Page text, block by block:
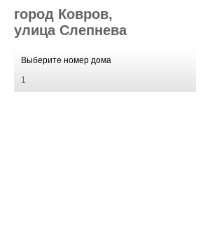
город Ковров,
улица Слепнева
Выберите номер дома
1